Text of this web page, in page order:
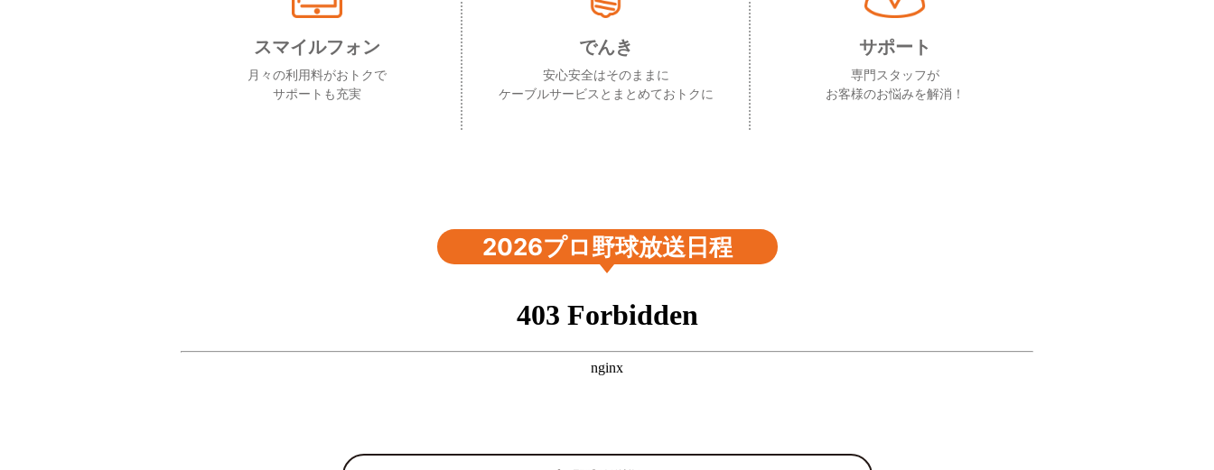
スマイルフォン
月々の利用料がおトクで
サポートも充実
でんき
安心安全はそのままに
ケーブルサービスとまとめておトクに
サポート
専門スタッフが
お客様のお悩みを解消！
2026プロ野球放送日程